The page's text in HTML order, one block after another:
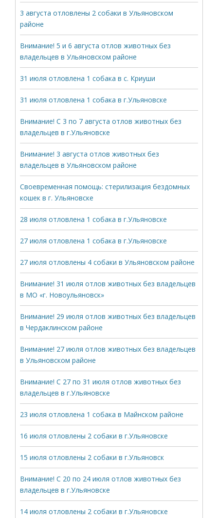
3 августа отловлены 2 собаки в Ульяновском
районе
Внимание! 5 и 6 августа отлов животных без
владельцев в Ульяновском районе
31 июля отловлена 1 собака в с. Криуши
31 июля отловлена 1 собака в г.Ульяновске
Внимание! С 3 по 7 августа отлов животных без
владельцев в г.Ульяновске
Внимание! 3 августа отлов животных без
владельцев в Ульяновском районе
Своевременная помощь: стерилизация бездомных
кошек в г. Ульяновске
28 июля отловлена 1 собака в г.Ульяновске
27 июля отловлена 1 собака в г.Ульяновске
27 июля отловлены 4 собаки в Ульяновском районе
Внимание! 31 июля отлов животных без владельцев
в МО «г. Новоульяновск»
Внимание! 29 июля отлов животных без владельцев
в Чердаклинском районе
Внимание! 27 июля отлов животных без владельцев
в Ульяновском районе
Внимание! С 27 по 31 июля отлов животных без
владельцев в г.Ульяновске
23 июля отловлена 1 собака в Майнском районе
16 июля отловлены 2 собаки в г.Ульяновске
15 июля отловлены 2 собаки в г.Ульяновск
Внимание! С 20 по 24 июля отлов животных без
владельцев в г.Ульяновске
14 июля отловлены 2 собаки в г.Ульяновске